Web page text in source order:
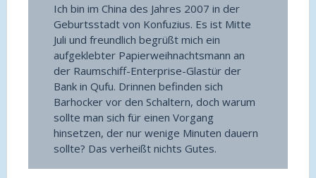
Ich bin im China des Jahres 2007 in der
Geburtsstadt von Konfuzius. Es ist Mitte
Juli und freundlich begrüßt mich ein
aufgeklebter Papierweihnachtsmann an
der Raumschiff-Enterprise-Glastür der
Bank in Qufu. Drinnen befinden sich
Barhocker vor den Schaltern, doch warum
sollte man sich für einen Vorgang
hinsetzen, der nur wenige Minuten dauern
sollte? Das verheißt nichts Gutes.